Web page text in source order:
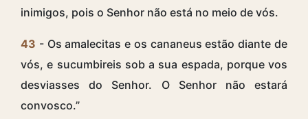
inimigos, pois o Senhor não está no meio de vós.
43 - Os amalecitas e os cananeus estão diante de
vós, e sucumbireis sob a sua espada, porque vos
desviasses do Senhor. O Senhor não estará
convosco.”